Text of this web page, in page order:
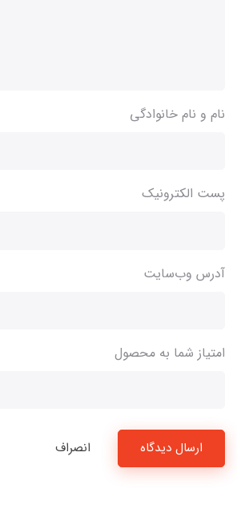
نام و نام خانوادگی
پست الکترونیک
آدرس وب‌سایت
امتیاز شما به محصول
ارسال دیدگاه انصراف